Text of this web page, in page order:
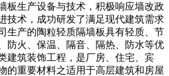
板生产设备与技术，积极响应墙改政
技术，成功研发了满足现代建筑需求
生产的陶粒轻质隔墙板具有轻质、节
防火、保温、隔音、隔热、防水等优
建筑装饰工程，是厂房、住宅、宾
的重要材料之适用于高层建筑和房屋